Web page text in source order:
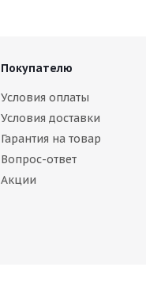
Покупателю
Условия оплаты
Условия доставки
Гарантия на товар
Вопрос-ответ
Акции